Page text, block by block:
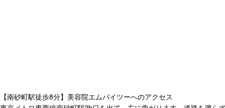
【南砂町駅徒歩8分】美容院エムバイツーへのアクセス